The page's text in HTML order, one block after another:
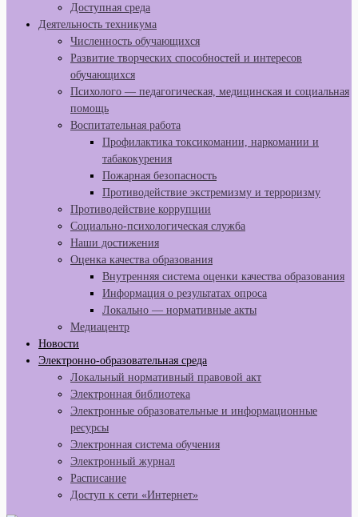
Доступная среда
Деятельность техникума
Численность обучающихся
Развитие творческих способностей и интересов
обучающихся
Психолого — педагогическая, медицинская и социальная
помощь
Воспитательная работа
Профилактика токсикомании, наркомании и
табакокурения
Пожарная безопасность
Противодействие экстремизму и терроризму
Противодействие коррупции
Социально-психологическая служба
Наши достижения
Оценка качества образования
Внутренняя система оценки качества образования
Информация о результатах опроса
Локально — нормативные акты
Медиацентр
Новости
Электронно-образовательная среда
Локальный нормативный правовой акт
Электронная библиотека
Электронные образовательные и информационные
ресурсы
Электронная система обучения
Электронный журнал
Расписание
Доступ к сети «Интернет»